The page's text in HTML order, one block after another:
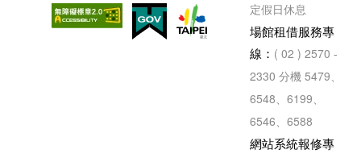
定假日休息
場館租借服務專
線： ( 02 ) 2570 -
2330 分機 5479、
6548、6199、
6546、6588
網站系統報修專